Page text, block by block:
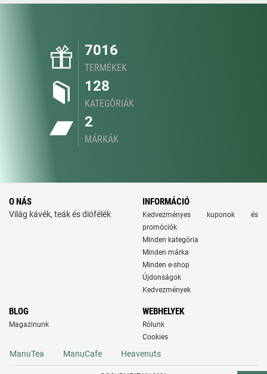
7016
TERMÉKEK
128
KATEGÓRIÁK
2
MÁRKÁK
O NÁS
Világ kávék, teák és diófélék
INFORMÁCIÓ
Kedvezményes kuponok és
promóciók
Minden kategória
Minden márka
Minden e-shop
Újdonságok
Kedvezmények
BLOG
Magazinunk
WEBHELYEK
Rólunk
Cookies
ManuTea ManuCafe Heavenuts